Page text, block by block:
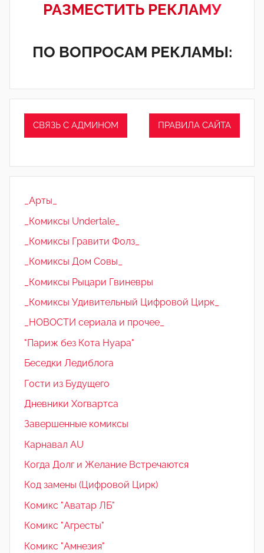
РАЗМЕСТИТЬ РЕКЛАМУ
ПО ВОПРОСАМ РЕКЛАМЫ:
СВЯЗЬ С АДМИНОМ ПРАВИЛА САЙТА
_Арты_
_Комиксы Undertale_
_Комиксы Гравити Фолз_
_Комиксы Дом Совы_
_Комиксы Рыцари Гвиневры
_Комиксы Удивительный Цифровой Цирк_
_НОВОСТИ сериала и прочее_
"Париж без Кота Нуара"
Беседки Ледиблога
Гости из Будущего
Дневники Хогвартса
Завершенные комиксы
Карнавал AU
Когда Долг и Желание Встречаются
Код замены (Цифровой Цирк)
Комикс "Аватар ЛБ"
Комикс "Агресты"
Комикс "Амнезия"